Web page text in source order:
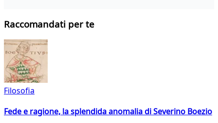
Raccomandati per te
Filosofia
Fede e ragione, la splendida anomalia di Severino Boezio